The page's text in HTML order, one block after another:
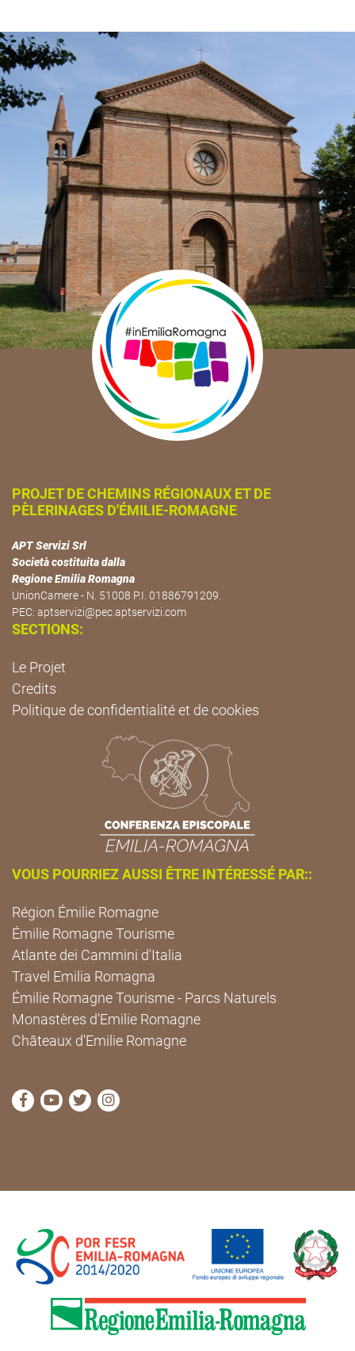
PROJET DE CHEMINS RÉGIONAUX ET DE
PÈLERINAGES D'ÉMILIE-ROMAGNE
APT Servizi Srl
Società costituita dalla
Regione Emilia Romagna
UnionCamere - N. 51008 P.I. 01886791209.
PEC: aptservizi@pec.aptservizi.com
SECTIONS:
Le Projet
Credits
Politique de confidentialité et de cookies
VOUS POURRIEZ AUSSI ÊTRE INTÉRESSÉ PAR::
Région Émilie Romagne
Émilie Romagne Tourisme
Atlante dei Cammini d'Italia
Travel Emilia Romagna
Émilie Romagne Tourisme - Parcs Naturels
Monastères d'Emilie Romagne
Châteaux d'Emilie Romagne
Visitez la page Facebook de Cammini Emilia-
Visitez la page YouTube de Cammini Emilia-
Visitez la page Twitter de Cammini Emilia-
Visitez la page Instagram de Cammini